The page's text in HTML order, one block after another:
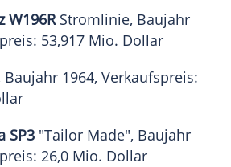
W196RStromlinie, Baujahr
53,917 Mio. Dollar
Baujahr 1964, Verkaufspreis:
SP3 "Tailor Made", Baujahr
26,0 Mio. Dollar